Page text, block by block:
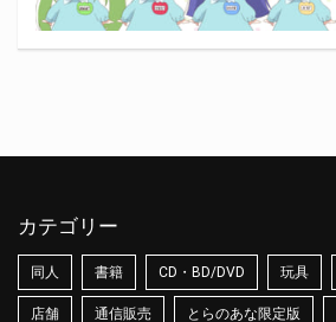
カテゴリー
同人 書籍 CD・BD/DVD 玩具
店舗 通信販売 とらのあな限定版